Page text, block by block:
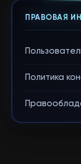
ПРАВОВАЯ
Политика